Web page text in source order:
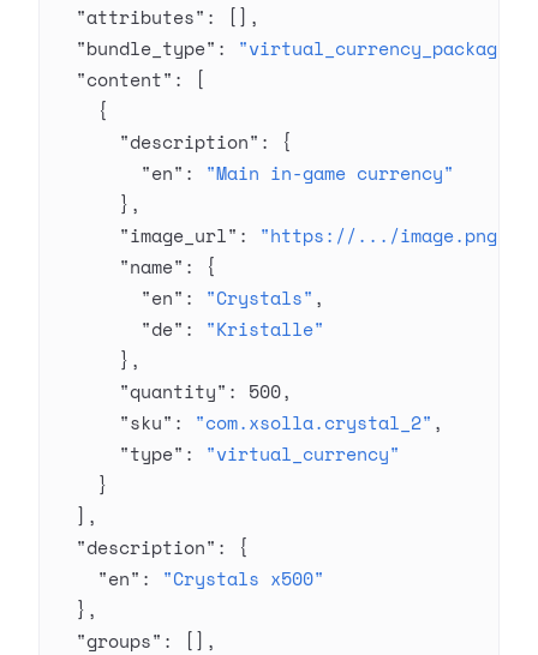
  "attributes"
: [],
  "bundle_type"
: "virtual_currency_package"
  "content"
: [
    {
      "description"
: {
        "en"
: "Main in-game currency"
      },
      "image_url"
: "https://.../image.png"
      "name"
: {
        "en"
: "Crystals" ,
        "de"
: "Kristalle"
      },
      "quantity"
: 500,
      "sku"
: "com.xsolla.crystal_2" ,
      "type"
: "virtual_currency"
    }
  ],
  "description"
: {
    "en"
: "Crystals x500"
  },
  "groups"
: [],